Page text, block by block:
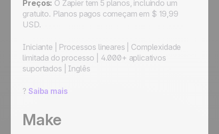
Preços: O Zapier tem 5 planos, incluindo um
gratuito. Planos pagos começam em $ 19,99
USD.
Iniciante Processos lineares
Complexidade
limitada do processo
4.000+ aplicativos
suportados
Inglês
?Saiba mais
Make